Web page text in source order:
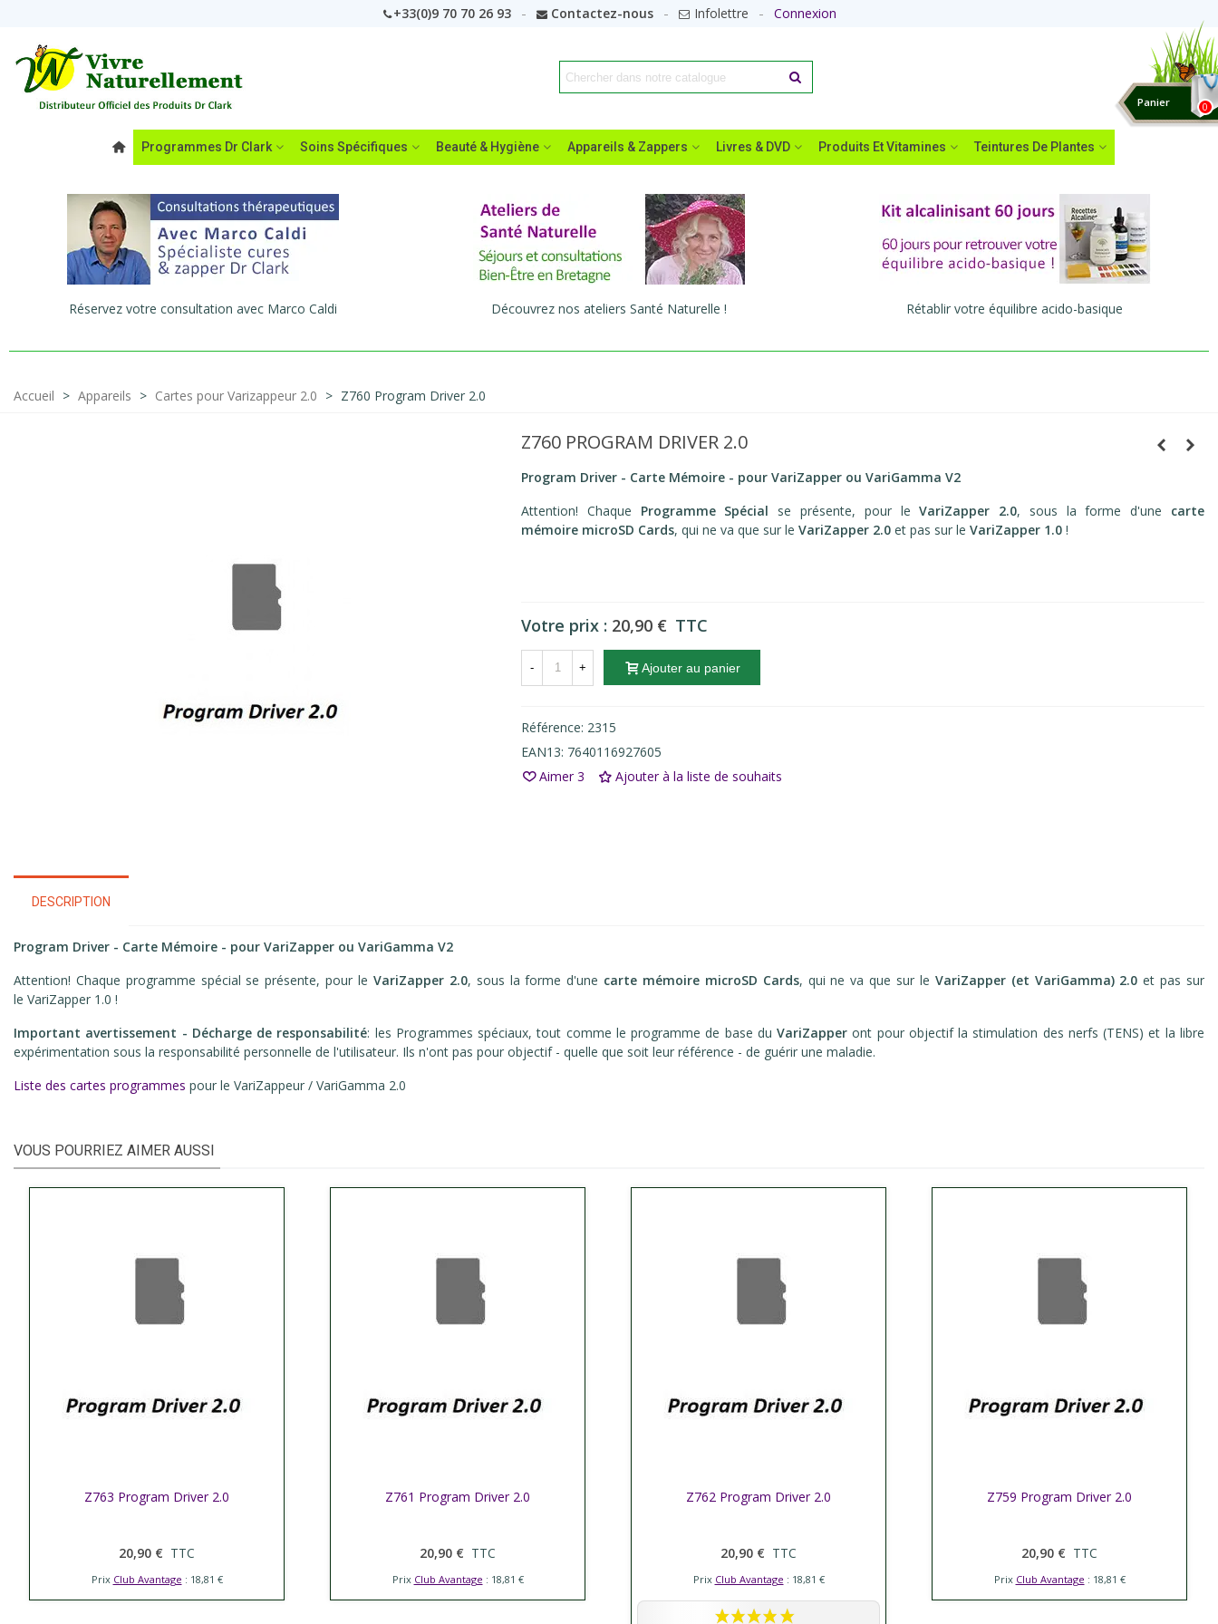
+33(0)9 70 70 26 93 Contactez-nous Infolettre Connexion
0
Panier
Programmes Dr Clark Soins Spécifiques Beauté & Hygiène Appareils & Zappers Livres & DVD Produits Et Vitamines Teintures De Plantes
Réservez votre consultation avec Marco Caldi Découvrez nos ateliers Santé Naturelle ! Rétablir votre équilibre acido-basique
Accueil > Appareils > Cartes pour Varizappeur 2.0 > Z760 Program Driver 2.0
Z760 PROGRAM DRIVER 2.0
Program Driver - Carte Mémoire - pour VariZapper ou VariGamma V2
Attention! Chaque Programme Spécial se présente, pour leVariZapper 2.0, sous la forme d'une carte
mémoire microSD Cards, qui ne va que sur le VariZapper 2.0 et pas sur le VariZapper 1.0 !
Votre prix : 20,90 € TTC
- + Ajouter au panier
Référence: 2315
EAN13: 7640116927605
Aimer 3 Ajouter à la liste de souhaits
DESCRIPTION
Program Driver - Carte Mémoire - pour VariZapper ou VariGamma V2
Attention! Chaque programme spécial se présente, pour le VariZapper 2.0, sous la forme d'une carte mémoire microSD Cards, qui ne va que sur le VariZapper (et VariGamma) 2.0et pas sur
le VariZapper 1.0 !
Important avertissement - Décharge de responsabilité: les Programmes spéciaux, tout comme le programme de base duVariZapper ont pour objectif la stimulation des nerfs (TENS) et la libre
expérimentation sous la responsabilité personnelle de l'utilisateur. Ils n'ont pas pour objectif - quelle que soit leur référence - de guérir une maladie.
Liste des cartes programmes pour le VariZappeur / VariGamma 2.0
VOUS POURRIEZ AIMER AUSSI
Afficher plus
Z763 Program Driver 2.0
20,90 € TTC
Prix Club Avantage : 18,81 €
Afficher plus
Z761 Program Driver 2.0
20,90 € TTC
Prix Club Avantage : 18,81 €
Afficher plus
Z762 Program Driver 2.0
20,90 € TTC
Prix Club Avantage : 18,81 €
Afficher plus
Z759 Program Driver 2.0
20,90 € TTC
Prix Club Avantage : 18,81 €